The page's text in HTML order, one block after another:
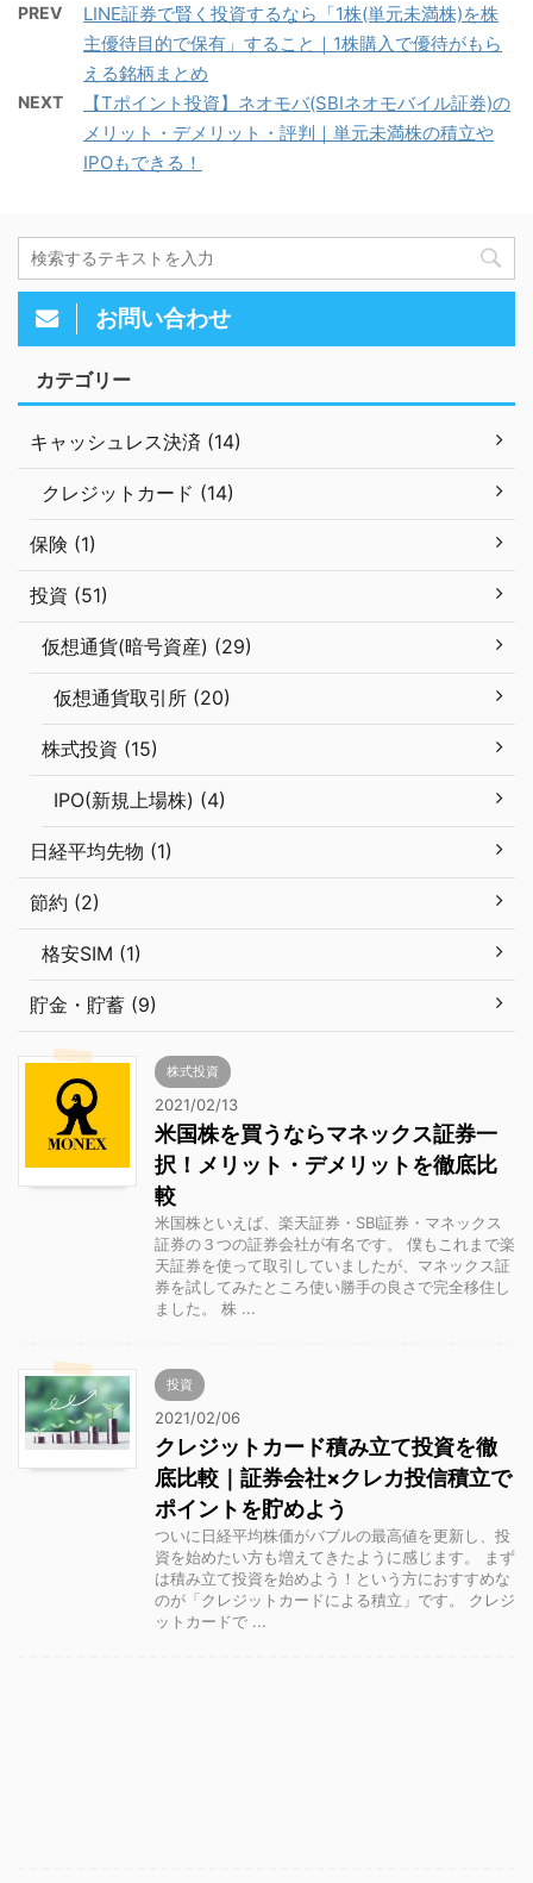
PREV
LINE証券で賢く投資するなら「1株(単元未満株)を株
主優待目的で保有」すること｜1株購入で優待がもら
える銘柄まとめ
NEXT
【Tポイント投資】ネオモバ(SBIネオモバイル証券)の
メリット・デメリット・評判｜単元未満株の積立や
IPOもできる！
お問い合わせ
カテゴリー
キャッシュレス決済 (14)
クレジットカード (14)
保険 (1)
投資 (51)
仮想通貨(暗号資産) (29)
仮想通貨取引所 (20)
株式投資 (15)
IPO(新規上場株) (4)
日経平均先物 (1)
節約 (2)
格安SIM (1)
貯金・貯蓄 (9)
株式投資
2021/02/13
米国株を買うならマネックス証券一
択！メリット・デメリットを徹底比
較
米国株といえば、楽天証券・SBI証券・マネックス
証券の３つの証券会社が有名です。 僕もこれまで楽
天証券を使って取引していましたが、マネックス証
券を試してみたところ使い勝手の良さで完全移住し
ました。 株 ...
投資
2021/02/06
クレジットカード積み立て投資を徹
底比較｜証券会社×クレカ投信積立で
ポイントを貯めよう
ついに日経平均株価がバブルの最高値を更新し、投
資を始めたい方も増えてきたように感じます。 まず
は積み立て投資を始めよう！という方におすすめな
のが「クレジットカードによる積立」です。 クレジ
ットカードで ...